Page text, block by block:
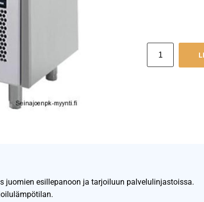
juomien esillepanoon ja tarjoiluun palvelulinjastoissa.